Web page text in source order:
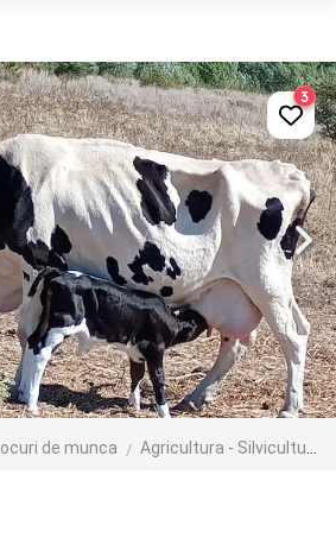
Locuri de munca Agricultura - Silvicultura - Zootehnie
3